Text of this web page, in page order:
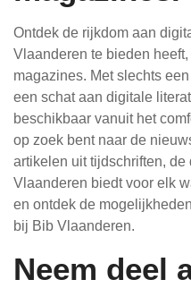
Ontdek de rijkdom aan
Vlaanderen te bieden
magazines. Met slechts
een schat aan digitale
beschikbaar vanuit het
op zoek bent naar de
artikelen uit tijdschriften,
Vlaanderen biedt voor elk
en ontdek de
bij Bib Vlaanderen.
Neem deel